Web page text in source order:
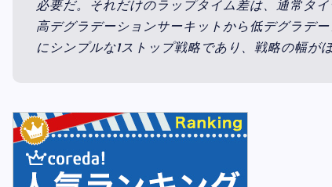
必要だ。それだけのラップタイム差は、通常タ
高デグラデーションサーキットから低デグラデ
にシンプルな1ストップ戦略であり、戦略の幅が